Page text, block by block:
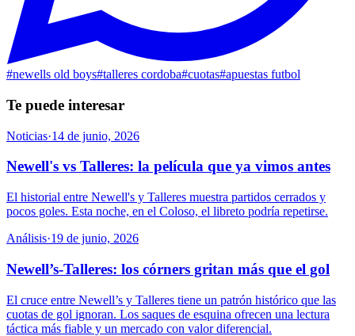
#newells old boys#talleres cordoba#cuotas#apuestas futbol
Te puede interesar
Noticias·14 de junio, 2026
Newell's vs Talleres: la película que ya vimos antes
El historial entre Newell's y Talleres muestra partidos cerrados y
pocos goles. Esta noche, en el Coloso, el libreto podría repetirse.
Análisis·19 de junio, 2026
Newell’s-Talleres: los córners gritan más que el gol
El cruce entre Newell’s y Talleres tiene un patrón histórico que las
cuotas de gol ignoran. Los saques de esquina ofrecen una lectura
táctica más fiable y un mercado con valor diferencial.